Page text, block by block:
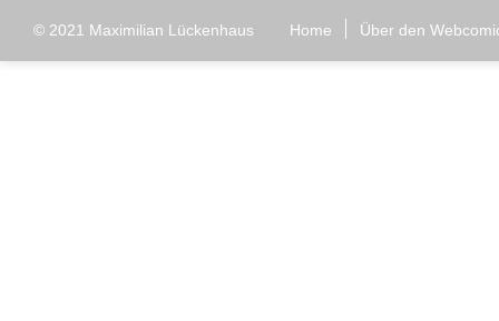
© 2021 Maximilian Lückenhaus Home Über den